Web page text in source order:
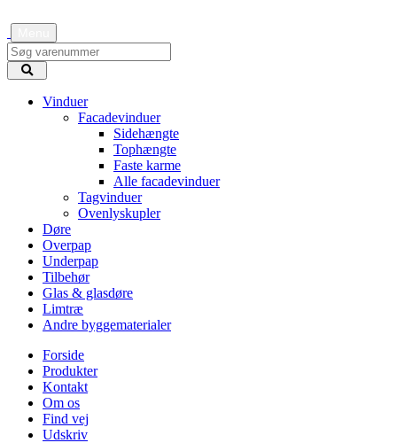
Vinduer
Facadevinduer
Sidehængte
Tophængte
Faste karme
Alle facadevinduer
Tagvinduer
Ovenlyskupler
Døre
Overpap
Underpap
Tilbehør
Glas & glasdøre
Limtræ
Andre byggematerialer
Forside
Produkter
Kontakt
Om os
Find vej
Udskriv